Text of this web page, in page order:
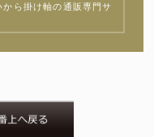
ら掛け軸の通販専門サ